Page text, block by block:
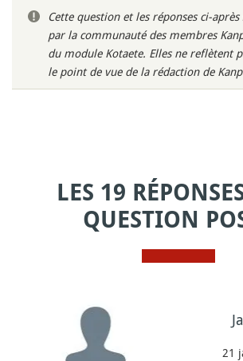
Cette question et les réponses ci-
par la communauté des membres
du module Kotaete. Elles ne reflètent
le point de vue de la rédaction de
LES 19
QUESTION
21